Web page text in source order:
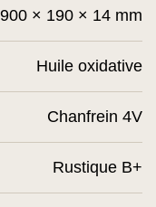
× 190 × 14 mm
Huile oxidative
Chanfrein 4V
Rustique B+